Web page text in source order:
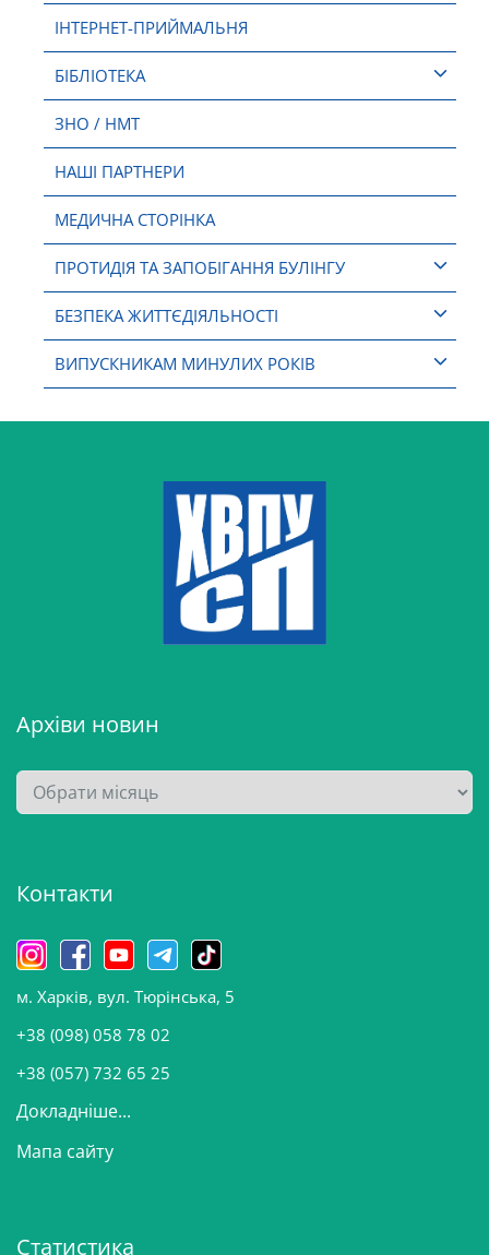
ІНТЕРНЕТ-ПРИЙМАЛЬНЯ
БІБЛІОТЕКА
ЗНО / НМТ
НАШІ ПАРТНЕРИ
МЕДИЧНА СТОРІНКА
ПРОТИДІЯ ТА ЗАПОБІГАННЯ БУЛІНГУ
БЕЗПЕКА ЖИТТЄДІЯЛЬНОСТІ
ВИПУСКНИКАМ МИНУЛИХ РОКІВ
Архіви новин
А
р
в
н
о
в
и
Контакти
м. Харків, вул. Тюрінська, 5
+38 (098) 058 78 02
+38 (057) 732 65 25
Докладніше...
Мапа сайту
Статистика